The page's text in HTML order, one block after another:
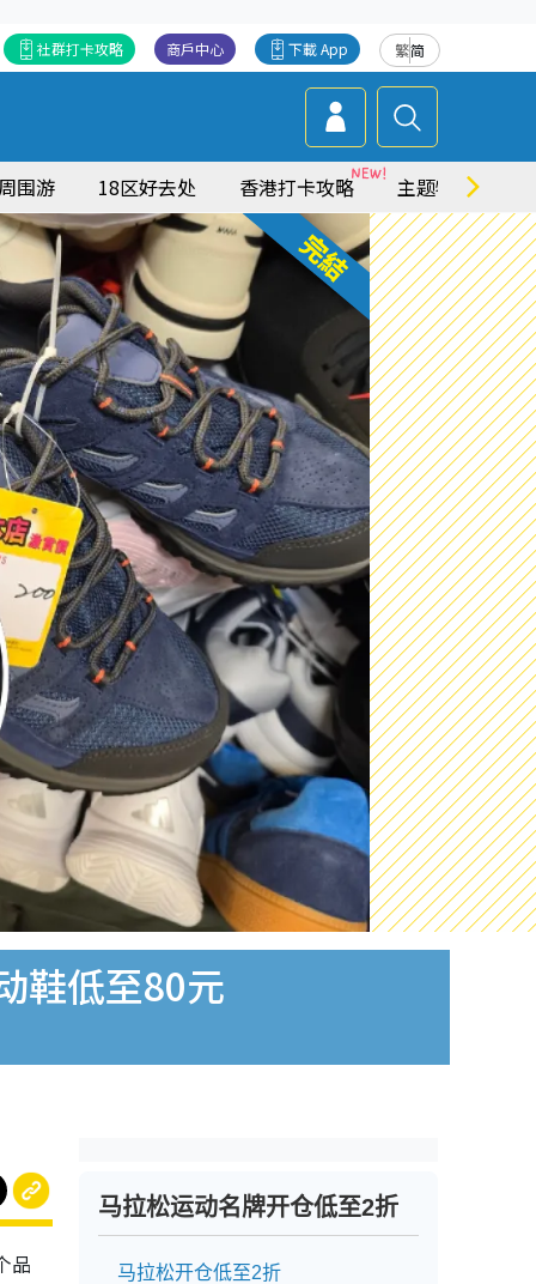
繁简
下載 App
商戶中心
社群打卡攻略
围游 18区好去处 香港打卡攻略 主题特集
鞋低至80元
品
马拉松运动名牌开仓低至2折
马拉松开仓低至2折